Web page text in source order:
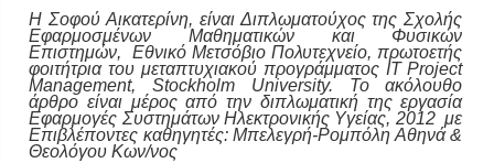
Η Σοφού Αικατερίνη, είναι Διπλωματούχος της Σχολής
Εφαρμοσμένων Μαθηματικών και Φυσικών
Επιστημών, Εθνικό Μετσόβιο Πολυτεχνείο, πρωτοετής
φοιτήτρια του μεταπτυχιακού προγράμματος IT Project
Management, Stockholm University. Το ακόλουθο
άρθρο είναι μέρος από την διπλωματική της εργασία
Εφαρμογές Συστημάτων Ηλεκτρονικής Υγείας, 2012 με
Επιβλέποντες καθηγητές: Μπελεγρή-Ρομπόλη Αθηνά &
Θεολόγου Κων/νος